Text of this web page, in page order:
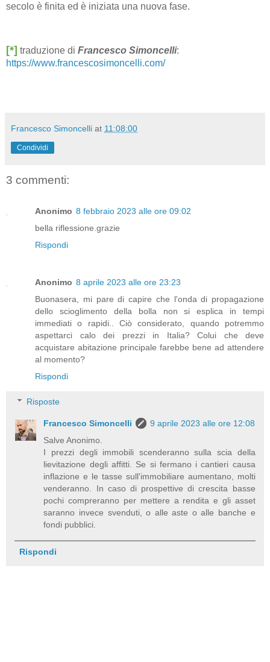
secolo è finita ed è iniziata una nuova fase.
[*] traduzione di Francesco Simoncelli:
https://www.francescosimoncelli.com/
Francesco Simoncelli at 11:08:00
Condividi
3 commenti:
Anonimo 8 febbraio 2023 alle ore 09:02
bella riflessione.grazie
Rispondi
Anonimo 8 aprile 2023 alle ore 23:23
Buonasera, mi pare di capire che l'onda di propagazione
dello scioglimento della bolla non si esplica in tempi
immediati o rapidi.. Ciò considerato, quando potremmo
aspettarci calo dei prezzi in Italia? Colui che deve
acquistare abitazione principale farebbe bene ad attendere
al momento?
Rispondi
Risposte
Francesco Simoncelli
9 aprile 2023 alle ore 12:08
Salve Anonimo.
I prezzi degli immobili scenderanno sulla scia della
lievitazione degli affitti. Se si fermano i cantieri causa
inflazione e le tasse sull'immobiliare aumentano, molti
venderanno. In caso di prospettive di crescita basse
pochi compreranno per mettere a rendita e gli asset
saranno invece svenduti, o alle aste o alle banche e
fondi pubblici.
Rispondi